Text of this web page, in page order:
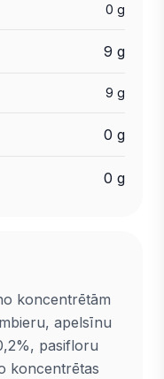
0 g
9 g
9 g
0 g
0 g
koncentrētām
apelsīnu
pasifloru
koncentrētas